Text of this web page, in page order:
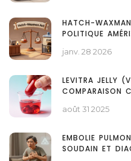
HATCH-
POLITIQUE
janv. 28 2026
LEVITRA JELLY
COMPARAISON
août 31 2025
EMBOLIE
SOUDAIN ET